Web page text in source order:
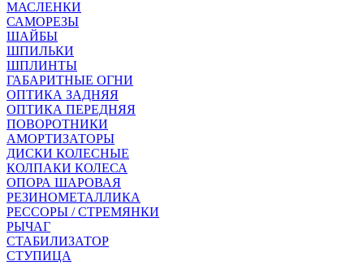
МАСЛЕНКИ
САМОРЕЗЫ
ШАЙБЫ
ШПИЛЬКИ
ШПЛИНТЫ
ГАБАРИТНЫЕ ОГНИ
ОПТИКА ЗАДНЯЯ
ОПТИКА ПЕРЕДНЯЯ
ПОВОРОТНИКИ
АМОРТИЗАТОРЫ
ДИСКИ КОЛЕСНЫЕ
КОЛПАКИ КОЛЕСА
ОПОРА ШАРОВАЯ
РЕЗИНОМЕТАЛЛИКА
РЕССОРЫ / СТРЕМЯНКИ
РЫЧАГ
СТАБИЛИЗАТОР
СТУПИЦА